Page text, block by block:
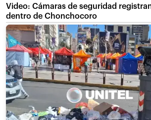
Video: Cámaras de seguridad
dentro de Chonchocoro